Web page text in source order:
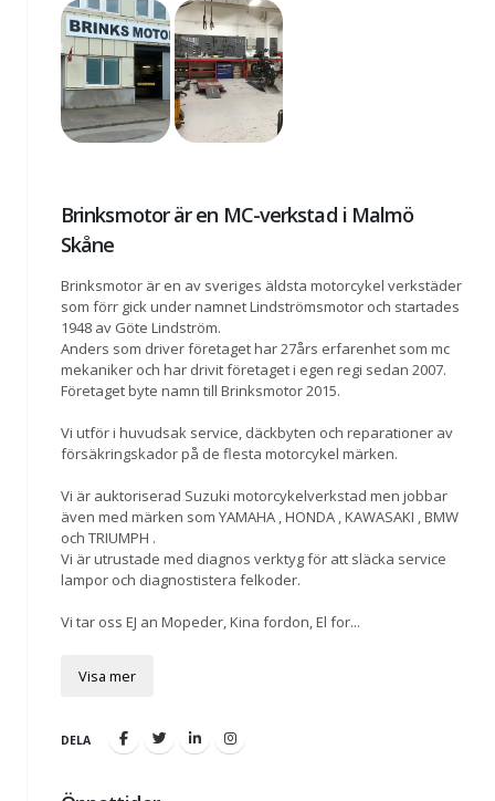
Brinksmotor är en MC-verkstad i Malmö
Skåne
Brinksmotor är en av sveriges äldsta motorcykel verkstäder
som förr gick under namnet Lindströmsmotor och startades
1948 av Göte Lindström.
Anders som driver företaget har 27års erfarenhet som mc
mekaniker och har drivit företaget i egen regi sedan 2007.
Företaget byte namn till Brinksmotor 2015.
Vi utför i huvudsak service, däckbyten och reparationer av
försäkringskador på de flesta motorcykel märken.
Vi är auktoriserad Suzuki motorcykelverkstad men jobbar
även med märken som YAMAHA , HONDA , KAWASAKI , BMW
och TRIUMPH .
Vi är utrustade med diagnos verktyg för att släcka service
lampor och diagnostistera felkoder.
Vi tar oss EJ an Mopeder, Kina fordon, El for...
Visa mer
DELA